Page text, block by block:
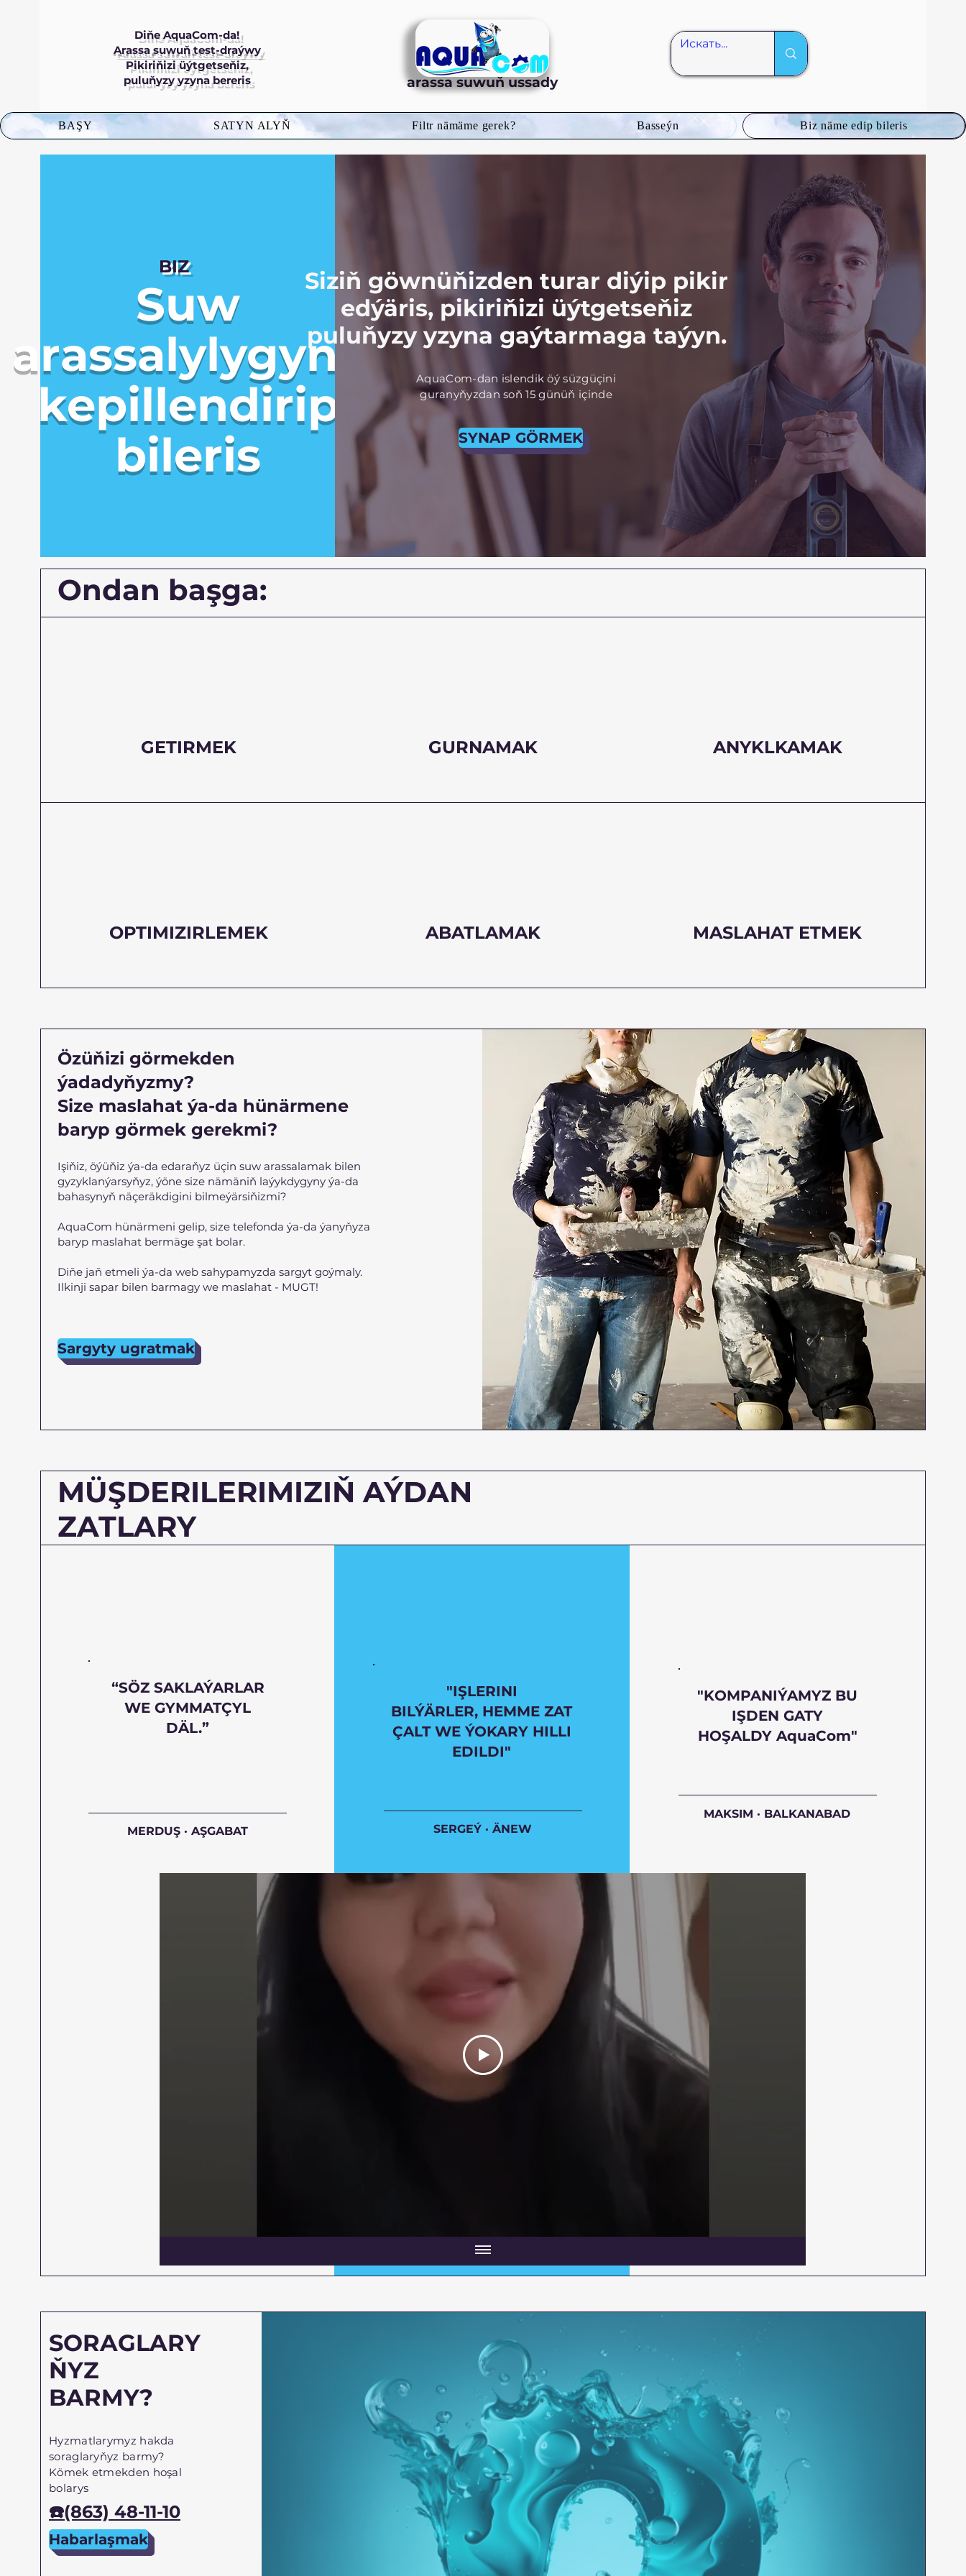
Diňe AquaCom-da!
Arassa suwuň test-draýwy
Pikiriňizi üýtgetseňiz,
puluňyzy yzyna bereris
arassa suwuň ussady
BAŞY SATYN ALYŇ Filtr nämäme gerek? Basseýn Biz näme edip bileris
BIZ
Suw
arassalylygyny
kepillendirip
bileris
Siziň göwnüňizden turar diýip pikir
edýäris, pikiriňizi üýtgetseňiz
puluňyzy yzyna gaýtarmaga taýyn.
AquaCom-dan islendik öý süzgüçini
guranyňyzdan soň 15 günüň içinde
SYNAP GÖRMEK
Ondan başga:
GETIRMEK GURNAMAK ANYKLKAMAK
OPTIMIZIRLEMEK ABATLAMAK MASLAHAT ETMEK
Özüňizi görmekden
ýadadyňyzmy?
Size maslahat ýa-da hünärmene
baryp görmek gerekmi?
Işiňiz, öýüňiz ýa-da edaraňyz üçin suw arassalamak bilen
gyzyklanýarsyňyz, ýöne size nämäniň laýykdygyny ýa-da
bahasynyň näçeräkdigini bilmeýärsiňizmi?
AquaCom hünärmeni gelip, size telefonda ýa-da ýanyňyza
baryp maslahat bermäge şat bolar.
Diňe jaň etmeli ýa-da web sahypamyzda sargyt goýmaly.
Ilkinji sapar bilen barmagy we maslahat - MUGT!
Sargyty ugratmak
​MÜŞDERILERIMIZIŇ AÝDAN
ZATLARY
“SÖZ SAKLAÝARLAR
WE GYMMATÇYL
DÄL.”
MERDUŞ · AŞGABAT
"IŞLERINI
BILÝÄRLER, HEMME ZAT
ÇALT WE ÝOKARY HILLI
EDILDI"
SERGEÝ · ÄNEW​
"KOMPANIÝAMYZ BU
IŞDEN GATY
HOŞALDY AquaCom"
MAKSIM · BALKANABAD
SORAGLARY
ŇYZ
BARMY?
Hyzmatlarymyz hakda
soraglaryňyz barmy?
Kömek etmekden hoşal
bolarys
☎️(863) 48-11-10
Habarlaşmak